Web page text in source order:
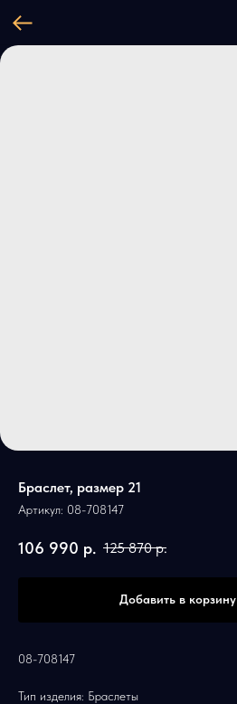
Браслет, размер 21
Артикул: 08-708147
106 990 р. 125 870 р.
Добавить в корзину
08-708147
Тип изделия: Браслеты